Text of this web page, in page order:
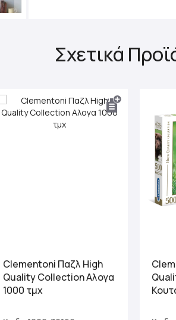
Σχετικά
Clementoni Παζλ High
Quality Collection Αλογα
1000 τμχ